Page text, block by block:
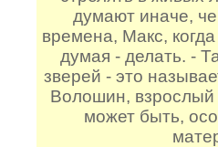
думают иначе,
времена, Макс,
думая - делать. -
зверей - это
Волошин,
может быть,